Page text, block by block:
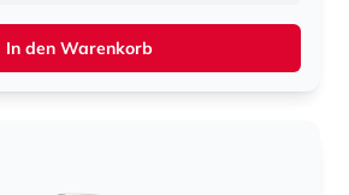
In den Warenkorb